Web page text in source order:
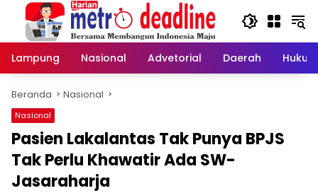
Langsung
konten
Lampung
Nasional Advetorial Daerah Hukum
Beranda Nasional
Nasional
Pasien Lakalantas Tak Punya BPJS
Tak Perlu Khawatir Ada SW-
Jasaraharja